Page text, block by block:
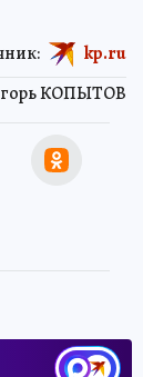
КОПЫТОВ
kp.ru